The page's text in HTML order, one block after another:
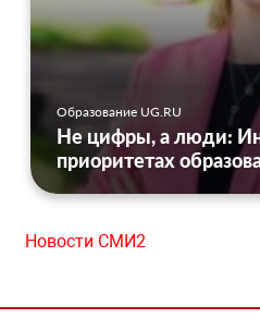
Образование UG.RU
Не цифры, а люди:
приоритетах
Новости СМИ2